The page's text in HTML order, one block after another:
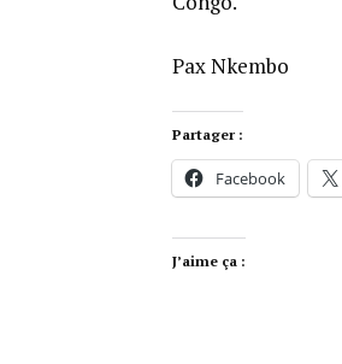
Pax Nkembo
Partager :
Facebook
J’aime ça :